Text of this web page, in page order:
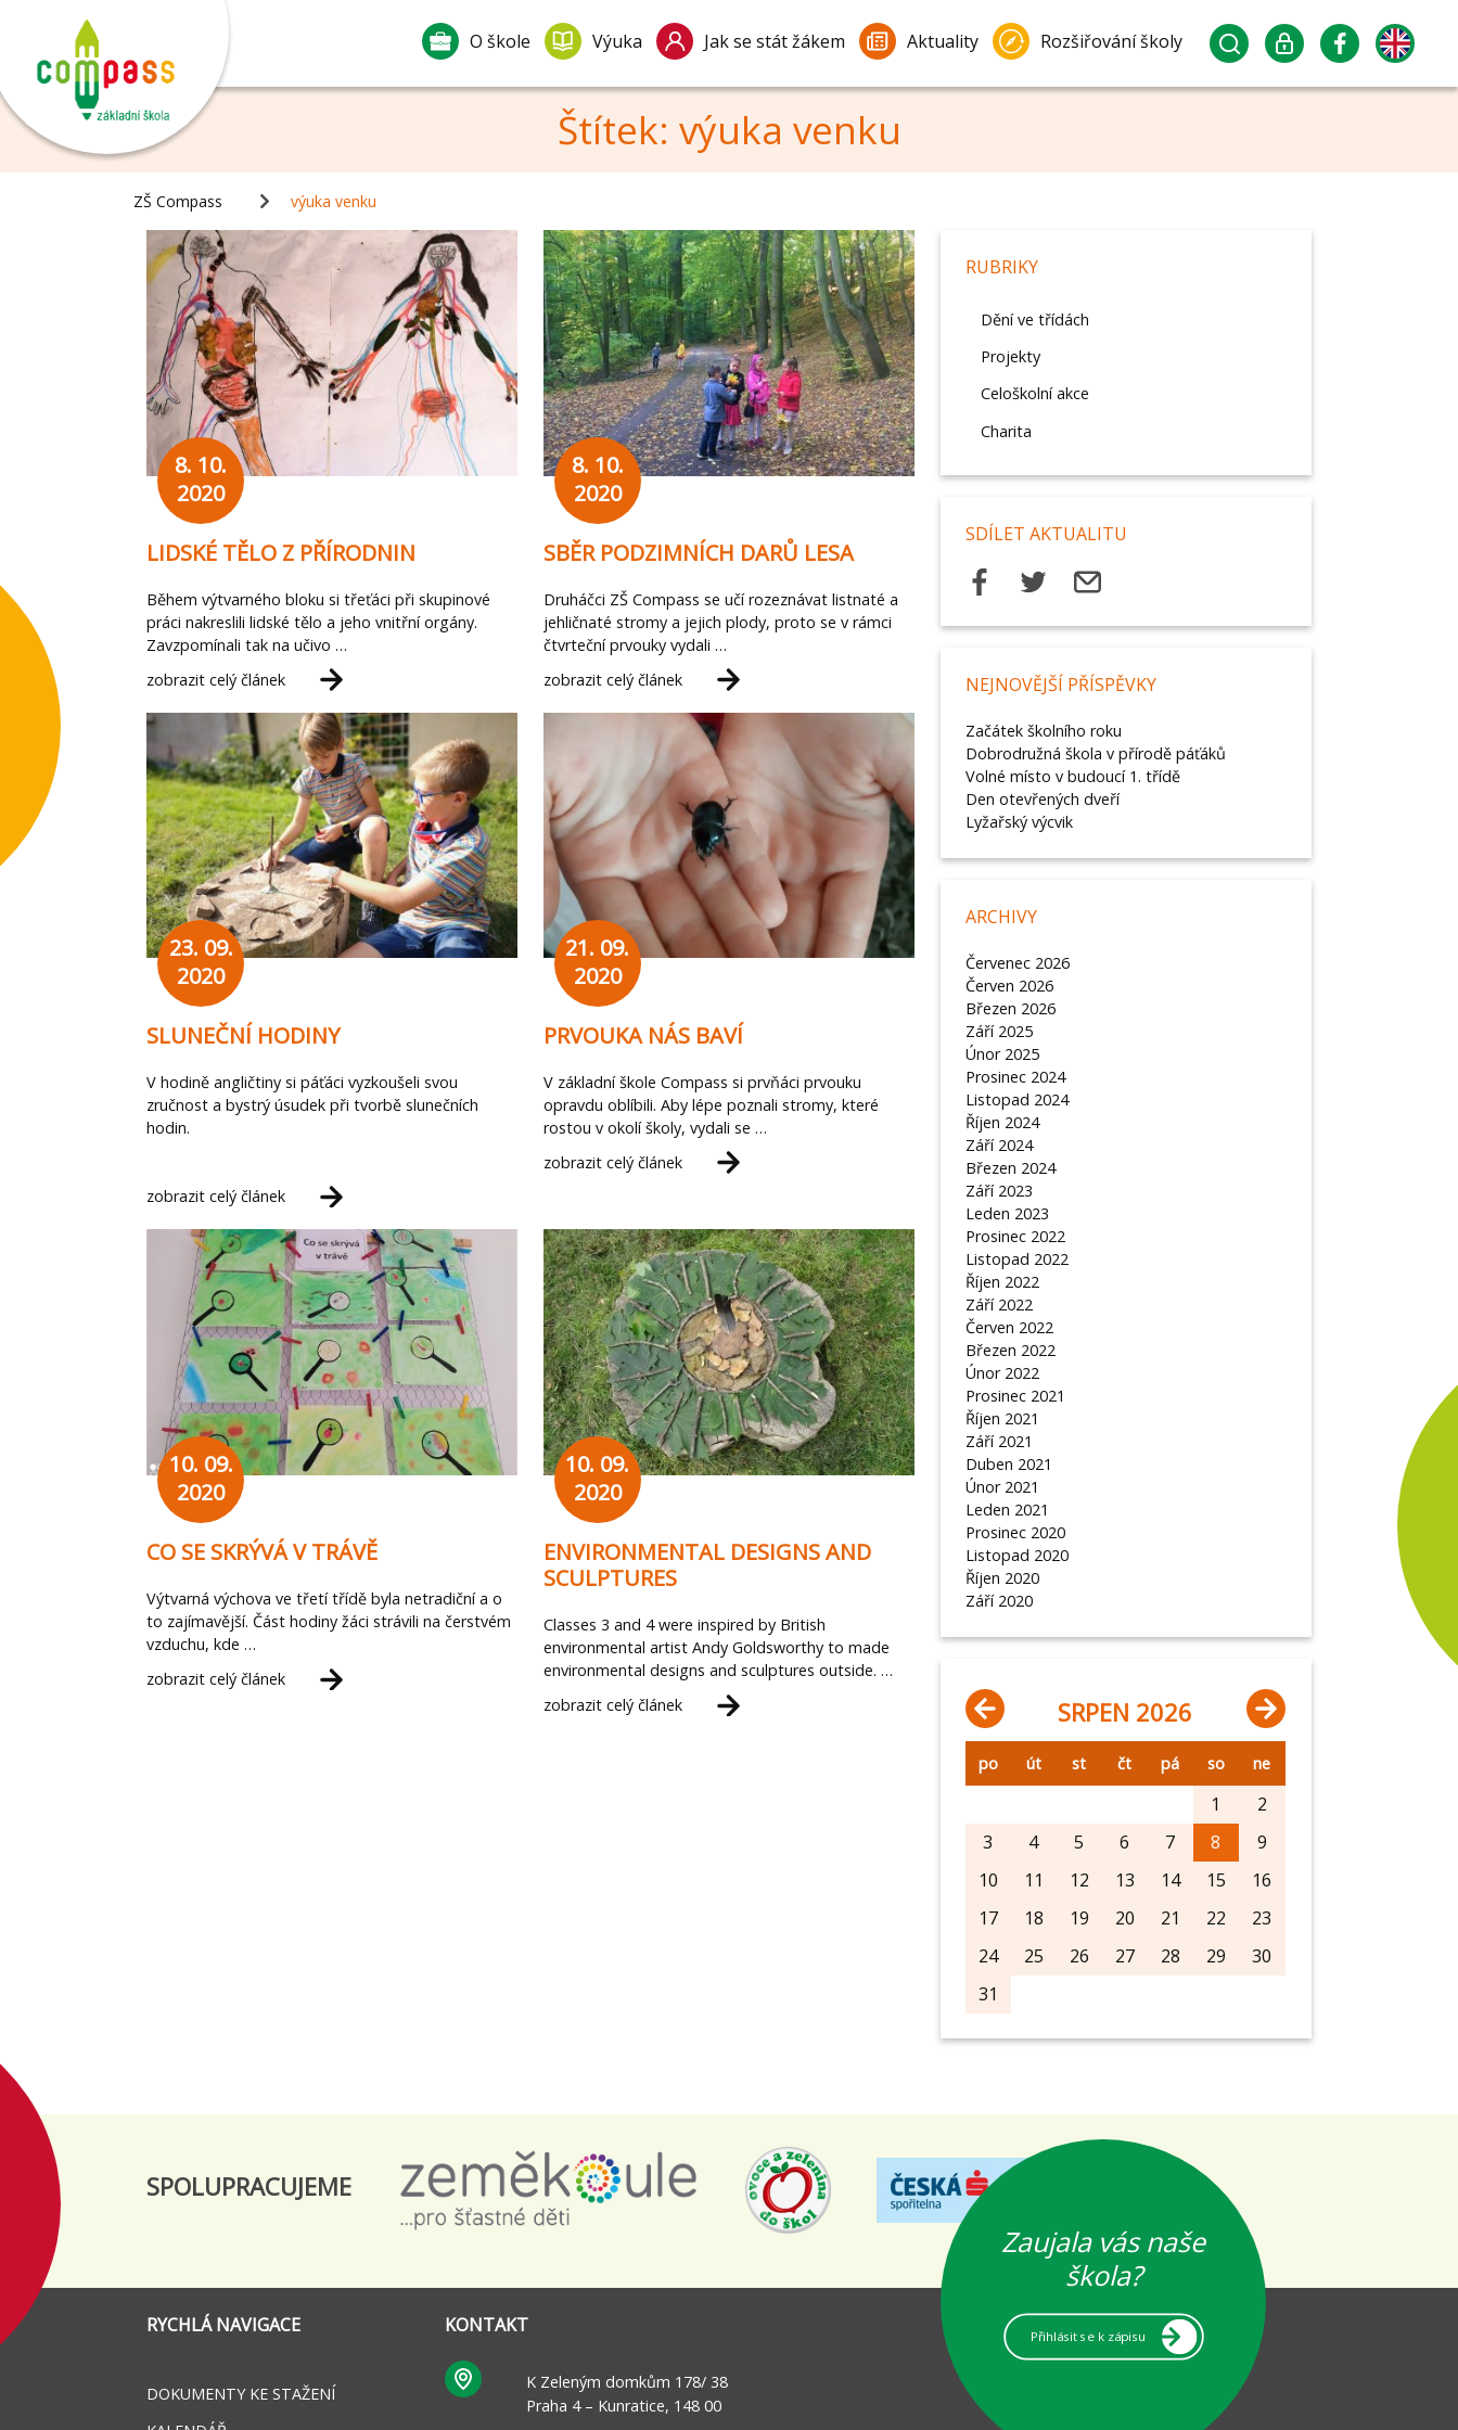
O škole Výuka Jak se stát žákem Aktuality Rozšiřování školy
Štítek: výuka venku
ZŠ Compass výuka venku
8. 10.
2020
LIDSKÉ TĚLO Z PŘÍRODNIN
Během výtvarného bloku si třeťáci při skupinové
práci nakreslili lidské tělo a jeho vnitřní orgány.
Zavzpomínali tak na učivo …
zobrazit celý článek
8. 10.
2020
SBĚR PODZIMNÍCH DARŮ LESA
Druháčci ZŠ Compass se učí rozeznávat listnaté a
jehličnaté stromy a jejich plody, proto se v rámci
čtvrteční prvouky vydali …
zobrazit celý článek
23. 09.
2020
SLUNEČNÍ HODINY
V hodině angličtiny si páťáci vyzkoušeli svou
zručnost a bystrý úsudek při tvorbě slunečních
hodin.
zobrazit celý článek
21. 09.
2020
PRVOUKA NÁS BAVÍ
V základní škole Compass si prvňáci prvouku
opravdu oblíbili. Aby lépe poznali stromy, které
rostou v okolí školy, vydali se …
zobrazit celý článek
10. 09.
2020
CO SE SKRÝVÁ V TRÁVĚ
Výtvarná výchova ve třetí třídě byla netradiční a o
to zajímavější. Část hodiny žáci strávili na čerstvém
vzduchu, kde …
zobrazit celý článek
10. 09.
2020
ENVIRONMENTAL DESIGNS AND
SCULPTURES
Classes 3 and 4 were inspired by British
environmental artist Andy Goldsworthy to made
environmental designs and sculptures outside. …
zobrazit celý článek
RUBRIKY
Dění ve třídách
Projekty
Celoškolní akce
Charita
SDÍLET AKTUALITU
NEJNOVĚJŠÍ PŘÍSPĚVKY
Začátek školního roku
Dobrodružná škola v přírodě páťáků
Volné místo v budoucí 1. třídě
Den otevřených dveří
Lyžařský výcvik
ARCHIVY
Červenec 2026
Červen 2026
Březen 2026
Září 2025
Únor 2025
Prosinec 2024
Listopad 2024
Říjen 2024
Září 2024
Březen 2024
Září 2023
Leden 2023
Prosinec 2022
Listopad 2022
Říjen 2022
Září 2022
Červen 2022
Březen 2022
Únor 2022
Prosinec 2021
Říjen 2021
Září 2021
Duben 2021
Únor 2021
Leden 2021
Prosinec 2020
Listopad 2020
Říjen 2020
Září 2020
SRPEN 2026
po út st čt pá so ne
1
2
3
4 5 6 7 8
9
10
11 12 13 14 15
16
17
18 19 20 21 22
23
24
25 26 27 28 29
30
31
SPOLUPRACUJEME
RYCHLÁ NAVIGACE
DOKUMENTY KE STAŽENÍ
KONTAKT
K Zeleným domkům 178/ 38
Praha 4 – Kunratice, 148 00
Zaujala vás naše
škola?
Přihlásit se k zápisu